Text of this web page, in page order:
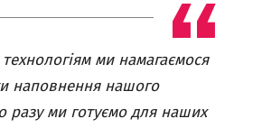
ми намагаємося
наповнення нашого
разу ми готуємо для наших